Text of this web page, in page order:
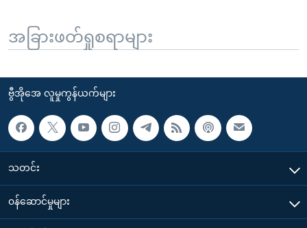
အခြားဖတ်ရှုစရာများ
ဗွီအိုအေ လူမှုကွန်ယက်များ
သတင်း
၀န်ဆောင်မှုများ